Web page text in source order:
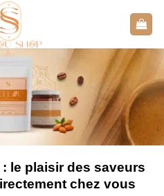
le plaisir des saveurs
chez vous